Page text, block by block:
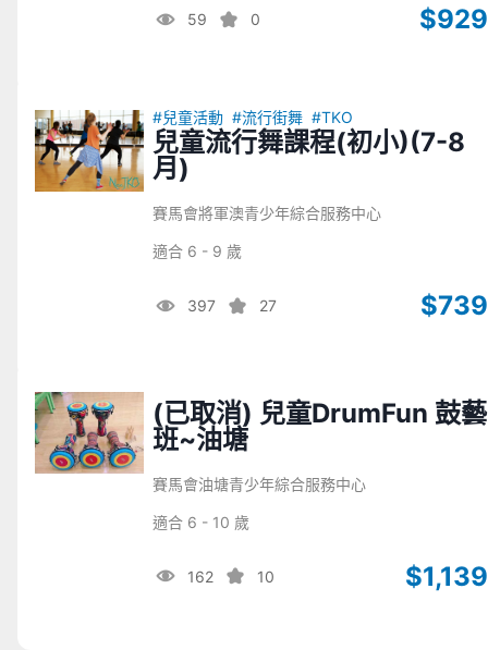
59 0 $929
#兒童活動 #流行街舞 #TKO
兒童流行舞課程(初小)(7-8
月)
賽馬會將軍澳青少年綜合服務中心
適合 6 - 9 歲
397 27 $739
(已取消) 兒童DrumFun 鼓藝
班~油塘
賽馬會油塘青少年綜合服務中心
適合 6 - 10 歲
162 10 $1,139